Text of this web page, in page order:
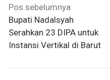
Navigasi
pos
Pos sebelumnya
Bupati Nadalsyah
Serahkan 23 DIPA untuk
Instansi Vertikal di Barut